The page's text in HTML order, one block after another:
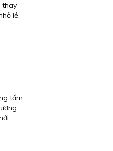
thay
lẻ,
tấm